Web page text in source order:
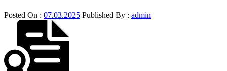
Posted On : 07.03.2025 Published By : admin